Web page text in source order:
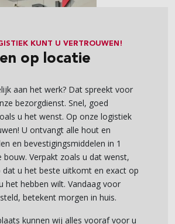
KUNT U VERTROUWEN!
op locatie
aan het werk? Dat spreekt voor
bezorgdienst. Snel, goed
u het wenst. Op onze logistiek
U ontvangt alle hout en
en bevestigingsmiddelen in 1
bouw. Verpakt zoals u dat wenst,
u het beste uitkomt en exact op
het hebben wilt. Vandaag voor
betekent morgen in huis.
kunnen wij alles vooraf voor u